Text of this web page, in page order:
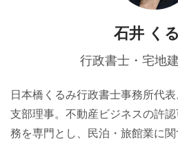
石井 く
行政書士・宅地
日本橋くるみ行政書士事務所代
支部理事。不動産ビジネスの許
務を専門とし、民泊・旅館業に